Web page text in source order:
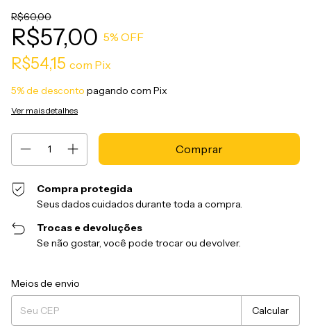
R$60,00
R$57,00 5% OFF
R$54,15 com Pix
5% de desconto pagando com Pix
Ver mais detalhes
Compra protegida
Seus dados cuidados durante toda a compra.
Trocas e devoluções
Se não gostar, você pode trocar ou devolver.
Entregas para o CEP:
Meios de envio
Calcular